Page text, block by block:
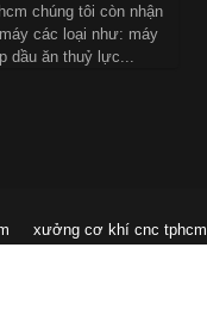
chúng tôi còn nhận
các loại như: máy
dầu ăn thuỷ lực...
xưởng cơ khí cnc tphcm